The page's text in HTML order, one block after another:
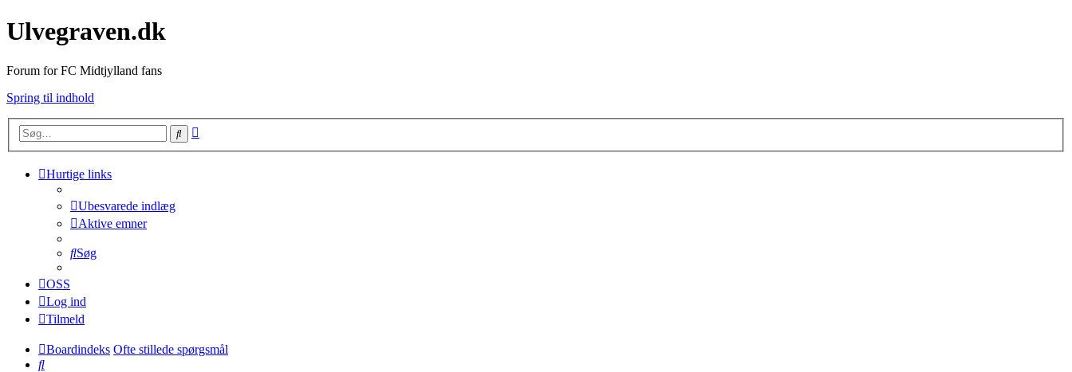
Ulvegraven.dk
Forum for FC Midtjylland fans
Spring til indhold
Søg
Hurtige links
Ubesvarede indlæg
Aktive emner
Søg
OSS
Log ind
Tilmeld
Boardindeks Ofte stillede spørgsmål
Søg